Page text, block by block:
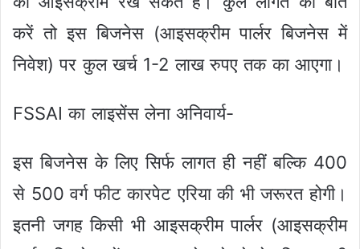
करें तो इस बिजनेस (आइसक्रीम पार्लर बिजनेस में
निवेश) पर कुल खर्च 1-2 लाख रुपए तक का आएगा।
FSSAI का लाइसेंस लेना अनिवार्य-
इस बिजनेस के लिए सिर्फ लागत ही नहीं बल्कि 400
से 500 वर्ग फीट कारपेट एरिया की भी जरूरत होगी।
इतनी जगह किसी भी आइसक्रीम पार्लर (आइसक्रीम